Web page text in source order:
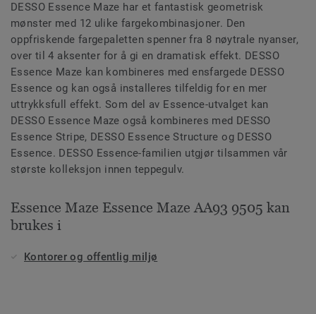
DESSO Essence Maze har et fantastisk geometrisk
mønster med 12 ulike fargekombinasjoner. Den
oppfriskende fargepaletten spenner fra 8 nøytrale nyanser,
over til 4 aksenter for å gi en dramatisk effekt. DESSO
Essence Maze kan kombineres med ensfargede DESSO
Essence og kan også installeres tilfeldig for en mer
uttrykksfull effekt. Som del av Essence-utvalget kan
DESSO Essence Maze også kombineres med DESSO
Essence Stripe, DESSO Essence Structure og DESSO
Essence. DESSO Essence-familien utgjør tilsammen vår
største kolleksjon innen teppegulv.
Essence Maze Essence Maze AA93 9505 kan
brukes i
Kontorer og offentlig miljø